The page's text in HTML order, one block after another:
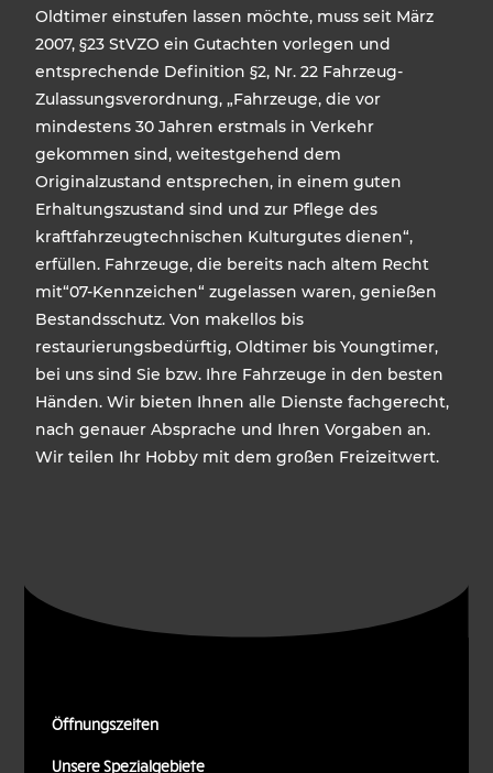
Oldtimer einstufen lassen möchte, muss seit März
2007, §23 StVZO ein Gutachten vorlegen und
entsprechende Definition §2, Nr. 22 Fahrzeug-
Zulassungsverordnung, „Fahrzeuge, die vor
mindestens 30 Jahren erstmals in Verkehr
gekommen sind, weitestgehend dem
Originalzustand entsprechen, in einem guten
Erhaltungszustand sind und zur Pflege des
kraftfahrzeugtechnischen Kulturgutes dienen“,
erfüllen. Fahrzeuge, die bereits nach altem Recht
mit“07-Kennzeichen“ zugelassen waren, genießen
Bestandsschutz. Von makellos bis
restaurierungsbedürftig, Oldtimer bis Youngtimer,
bei uns sind Sie bzw. Ihre Fahrzeuge in den besten
Händen. Wir bieten Ihnen alle Dienste fachgerecht,
nach genauer Absprache und Ihren Vorgaben an.
Wir teilen Ihr Hobby mit dem großen Freizeitwert.
Öffnungszeiten
Unsere Spezialgebiete